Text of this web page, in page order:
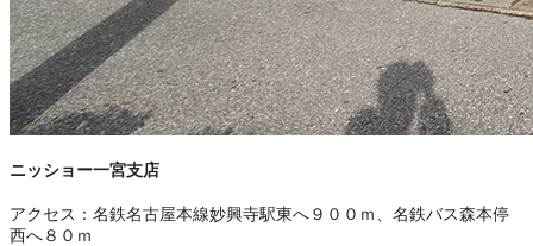
ニッショー一宮支店
アクセス： 名鉄名古屋本線妙興寺駅東へ９００ｍ、名鉄バス森本停
西へ８０ｍ